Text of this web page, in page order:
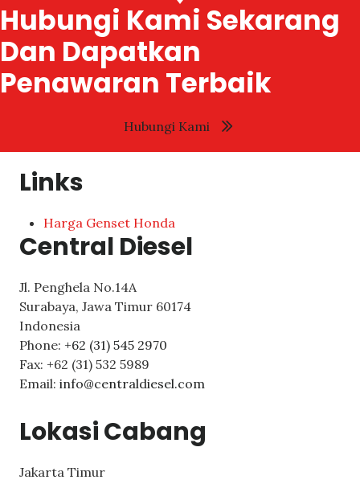
Hubungi Kami Sekarang
Dan Dapatkan
Penawaran Terbaik
Hubungi Kami
Links
Harga Genset Honda
Central Diesel
Jl. Penghela No.14A
Surabaya, Jawa Timur 60174
Indonesia
Phone: +62 (31) 545 2970
Fax: +62 (31) 532 5989
Email: info@centraldiesel.com
Lokasi Cabang
Jakarta Timur